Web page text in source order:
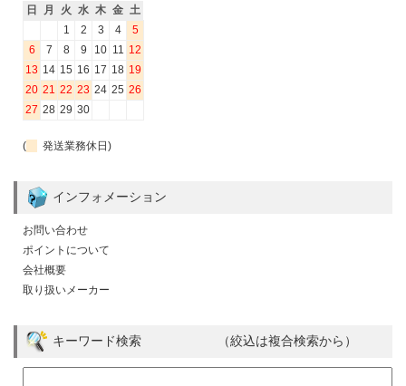
日
月 火 水 木 金 土
1
2 3 4
5
6
7 8 9 10 11 12
13 14 15 16 17 18 19
20 21 22 23 24 25 26
27 28 29 30
( 発送業務休日)
インフォメーション
お問い合わせ
ポイントについて
会社概要
取り扱いメーカー
キーワード検索 （絞込は複合検索から）